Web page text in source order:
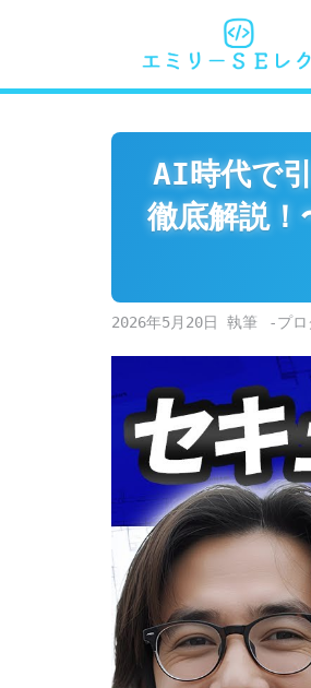
AI時代で
徹底解説
2026年5月20日 -プロ